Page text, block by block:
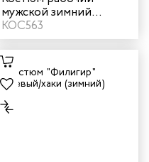
мужской зимний
"Валдай-Норд" 4 и
особый климатический
пояс цвет темно-
синий/желтый
КОС563